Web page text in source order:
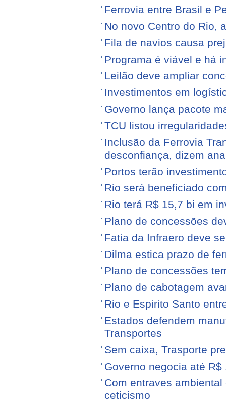
Ferrovia entre Brasil e
No novo Centro do Rio,
Fila de navios causa
Programa é viável e há
Leilão deve ampliar
Investimentos em
Governo lança pacote
TCU listou
Inclusão da Ferrovia
desconfiança, dizem
Portos terão
Rio será beneficiado
Rio terá R$ 15,7 bi em
Plano de concessões
Fatia da Infraero deve
Dilma estica prazo de
Plano de concessões
Plano de cabotagem
Rio e Espirito Santo
Estados defendem
Transportes
Sem caixa, Trasporte
Governo negocia até
Com entraves
ceticismo